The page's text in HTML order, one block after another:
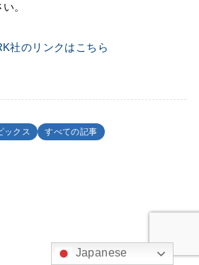
。
社のリンクはこちら
ックス すべての記事
Japanese